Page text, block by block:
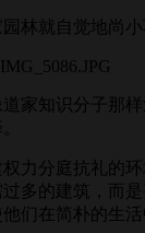
就自觉地尚小
知识分子那样
分庭抗礼的环
多的建筑，而
们在简朴的生